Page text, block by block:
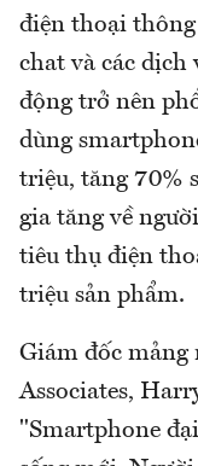
điện thoại
chat và các dịch
động trở nên
dùng
triệu, tăng 70%
gia tăng về
tiêu thụ điện
triệu sản phẩm.
Giám đốc mảng
Associates,
"Smartphone